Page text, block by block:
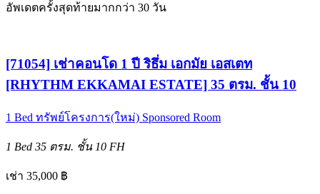
อัพเดตครั้งสุดท้ายมากกว่า 30 วัน
[71054] เช่าคอนโด 1 ปี ริธึ่ม เอกมัย เอสเตท
[RHYTHM EKKAMAI ESTATE] 35 ตรม. ชั้น 10
1 Bed ทรัพย์โครงการ(ใหม่) Sponsored Room
1 Bed 35 ตรม. ชั้น 10 FH
เช่า 35,000 ฿